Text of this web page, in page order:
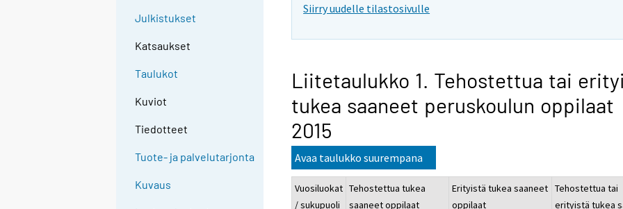
Julkistukset
Katsaukset
Taulukot
Kuviot
Tiedotteet
Tuote- ja palvelutarjonta
Kuvaus
Siirry uudelle tilastosivulle
Liitetaulukko 1. Tehostettua tai
tukea saaneet peruskoulun oppilaat
2015
Avaa taulukko suurempana
Vuosiluokat
/ sukupuoli
Tehostettua tukea
saaneet oppilaat
Erityistä tukea saaneet
oppilaat
Tehostettua tai
erityistä tukea